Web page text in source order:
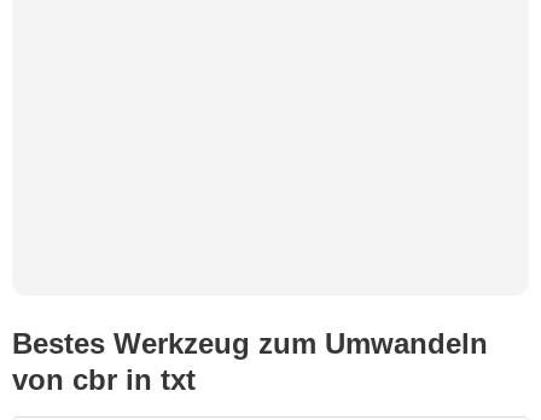
Bestes Werkzeug zum Umwandeln
von cbr in txt